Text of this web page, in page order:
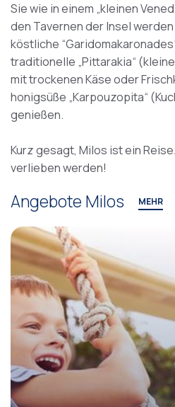
Sie wie in einem „kleinen
den Tavernen der Insel
köstliche
traditionelle „Pittarakia“
mit trockenen Käse oder
honigsüße „Karpouzopita“
genießen.
Kurz gesagt, Milos ist ein
verlieben werden!
Angebote Milos MEHR